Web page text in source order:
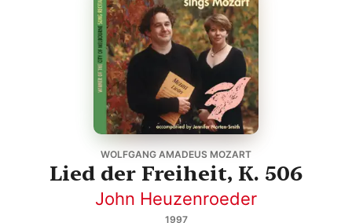
WOLFGANG AMADEUS MOZART
Lied der Freiheit, K. 506
John Heuzenroeder
1997